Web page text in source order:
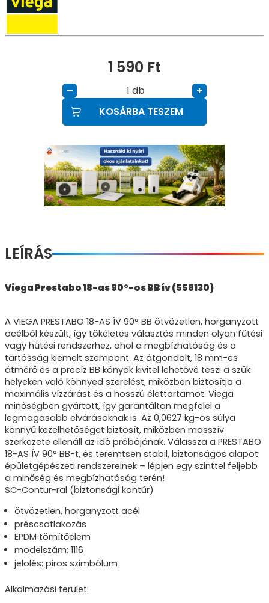
1 590 Ft
– db
+
KOSÁRBA TESZEM
LEÍRÁS
Viega Prestabo 18-as 90°-os BB ív (558130)
A VIEGA PRESTABO 18-AS ÍV 90° BB ötvözetlen, horganyzott
acélból készült, így tökéletes választás minden olyan fűtési
vagy hűtési rendszerhez, ahol a megbízhatóság és a
tartósság kiemelt szempont. Az átgondolt, 18 mm-es
átmérő és a precíz BB könyök kivitel lehetővé teszi a szűk
helyeken való könnyed szerelést, miközben biztosítja a
maximális vízzárást és a hosszú élettartamot. Viega
minőségben gyártott, így garantáltan megfelel a
legmagasabb elvárásoknak is. Az 0,0627 kg-os súlya
könnyű kezelhetőséget biztosít, miközben masszív
szerkezete ellenáll az idő próbájának. Válassza a PRESTABO
18-AS ÍV 90° BB-t, és teremtsen stabil, biztonságos alapot
épületgépészeti rendszereinek – lépjen egy szinttel feljebb
a minőség és megbízhatóság terén!
SC-Contur-ral (biztonsági kontúr)
ötvözetlen, horganyzott acél
préscsatlakozás
EPDM tömítőelem
modelszám: 1116
jelölés: piros szimbólum
Alkalmazási terület: